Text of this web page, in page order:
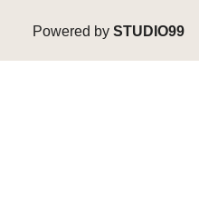
Powered by STUDIO99